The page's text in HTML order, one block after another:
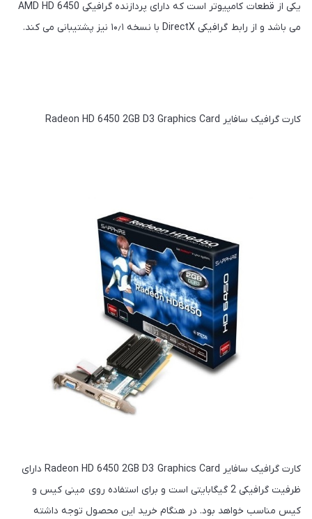
یکی از قطعات کامپیوتر است که دارای پردازنده گرافیکی AMD HD 6450
می باشد و از رابط گرافیکی DirectX با نسخه ۱۰٫۱ نیز پشتیبانی می کند.
کارت گرافیک سافایر Radeon HD 6450 2GB D3 Graphics Card
کارت گرافیک سافایر Radeon HD 6450 2GB D3 Graphics Card دارای
ظرفیت گرافیکی 2 گیگابایتی است و برای استفاده روی مینی کیس و
کیس مناسب خواهد بود. در هنگام خرید این محصول توجه داشته